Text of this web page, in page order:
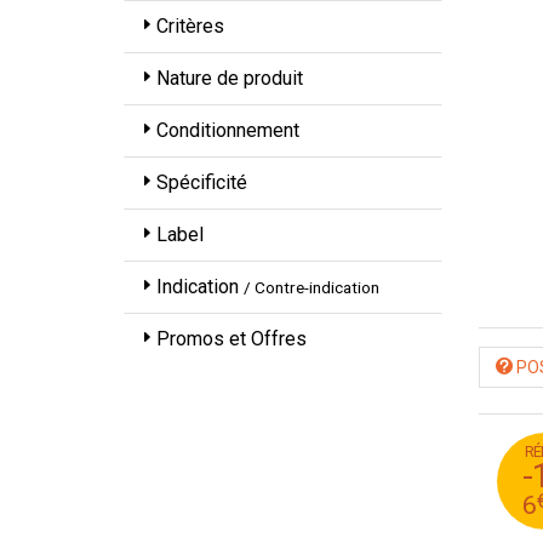
Critères
Nature de produit
Conditionnement
Spécificité
Label
Indication / Contre-indication
Promos et Offres
-
6
95
95